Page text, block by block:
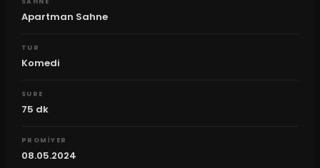
Apartman Sahne
TUR
Komedi
SURE
75 dk
PROMIYER
08.05.2024